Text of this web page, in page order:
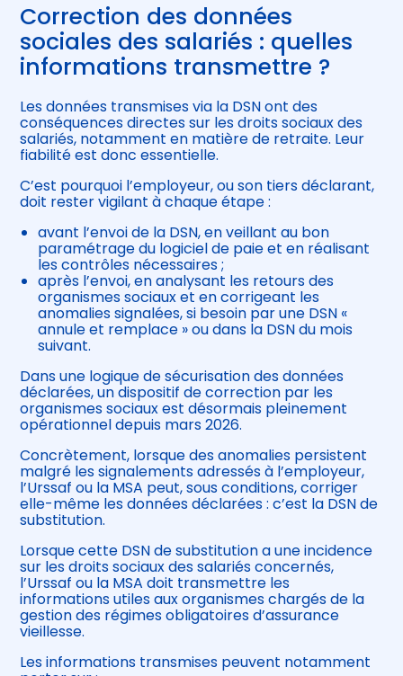
Correction des données
sociales des salariés : quelles
informations transmettre ?
Les données transmises via la DSN ont des
conséquences directes sur les droits sociaux des
salariés, notamment en matière de retraite. Leur
fiabilité est donc essentielle.
C’est pourquoi l’employeur, ou son tiers déclarant,
doit rester vigilant à chaque étape :
avant l’envoi de la DSN, en veillant au bon
paramétrage du logiciel de paie et en réalisant
les contrôles nécessaires ;
après l’envoi, en analysant les retours des
organismes sociaux et en corrigeant les
anomalies signalées, si besoin par une DSN «
annule et remplace » ou dans la DSN du mois
suivant.
Dans une logique de sécurisation des données
déclarées, un dispositif de correction par les
organismes sociaux est désormais pleinement
opérationnel depuis mars 2026.
Concrètement, lorsque des anomalies persistent
malgré les signalements adressés à l’employeur,
l’Urssaf ou la MSA peut, sous conditions, corriger
elle-même les données déclarées : c’est la DSN de
substitution.
Lorsque cette DSN de substitution a une incidence
sur les droits sociaux des salariés concernés,
l’Urssaf ou la MSA doit transmettre les
informations utiles aux organismes chargés de la
gestion des régimes obligatoires d’assurance
vieillesse.
Les informations transmises peuvent notamment